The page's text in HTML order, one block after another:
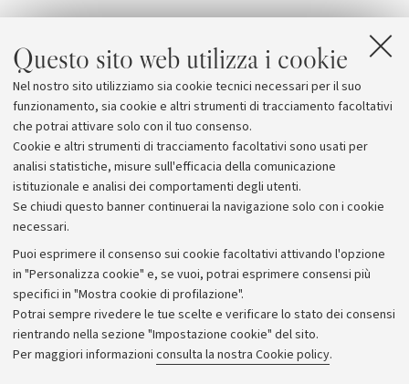
Questo sito web utilizza i cookie
Nel nostro sito utilizziamo sia cookie tecnici necessari per il suo
funzionamento, sia cookie e altri strumenti di tracciamento facoltativi
che potrai attivare solo con il tuo consenso.
Cookie e altri strumenti di tracciamento facoltativi sono usati per
analisi statistiche, misure sull'efficacia della comunicazione
istituzionale e analisi dei comportamenti degli utenti.
Se chiudi questo banner continuerai la navigazione solo con i cookie
necessari.
Puoi esprimere il consenso sui cookie facoltativi attivando l'opzione
in "Personalizza cookie" e, se vuoi, potrai esprimere consensi più
specifici in "Mostra cookie di profilazione".
Potrai sempre rivedere le tue scelte e verificare lo stato dei consensi
rientrando nella sezione "Impostazione cookie" del sito.
Per maggiori informazioni consulta la nostra Cookie policy.
Allegati
Irst-Unibo
Archivio
Comunicati stampa
Redazione
Rassegna stampa